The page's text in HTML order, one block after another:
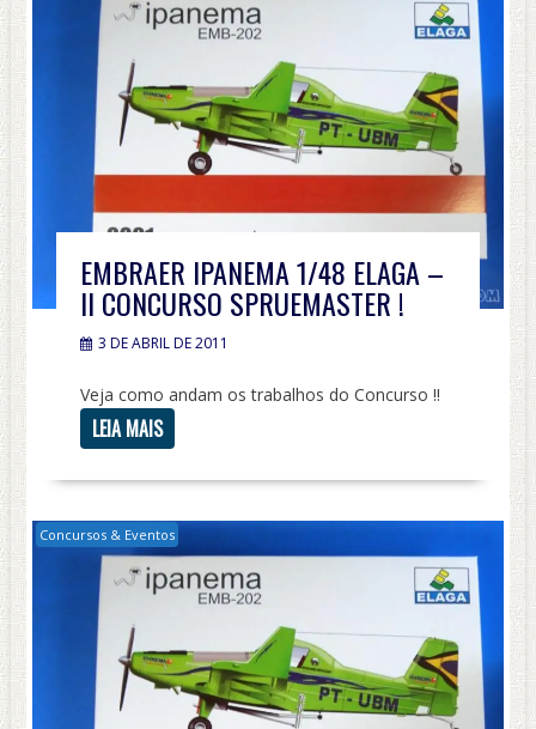
EMBRAER IPANEMA 1/48 ELAGA –
II CONCURSO SPRUEMASTER !
3 DE ABRIL DE 2011
Veja como andam os trabalhos do Concurso !!
LEIA MAIS
Concursos & Eventos